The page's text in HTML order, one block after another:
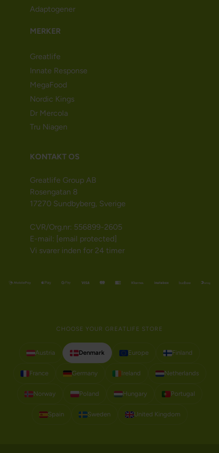
Adaptogener
MERKER
Greatlife
Innate Response
MegaFood
Nordic Kings
Dr Mercola
Tru Niagen
KONTAKT OS
Greatlife Group AB
Rosengatan 8
17270 Sundbyberg, Sverige
CVR/Org.nr: 556899-2605
E-mail: [email protected]
Vi svarer inden for 24 timer
CHOOSE YOUR GREATLIFE STORE
Austria Denmark Europe Finland
France Germany Ireland Netherlands
Norway Poland Hungary Portugal
Spain Sweden United Kingdom